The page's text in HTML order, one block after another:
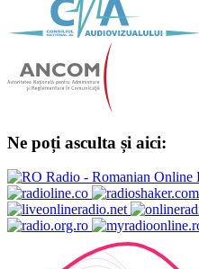
Ne poți asculta și aici: